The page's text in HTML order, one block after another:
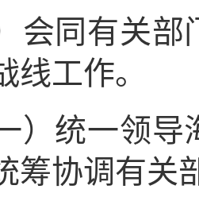
同有关部
线工作。
统一领导
筹协调有关